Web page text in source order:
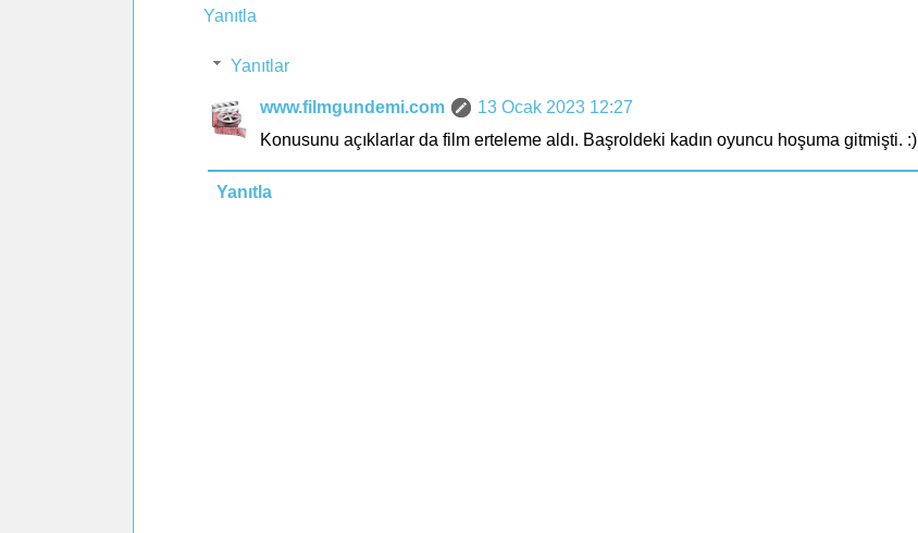
Yanıtla
Yanıtlar
www.filmgundemi.com
13 Ocak 2023 12:27
Konusunu açıklarlar da film erteleme aldı. Başroldeki kadın oyuncu hoşuma gitmişti. :)
Yanıtla